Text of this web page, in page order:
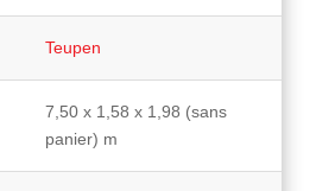
Teupen
7,50 x 1,58 x 1,98 (sans
panier) m